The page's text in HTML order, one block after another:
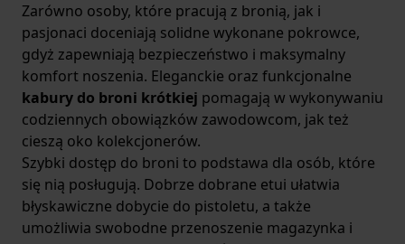
Zarówno osoby, które pracują z bronią, jak i
pasjonaci doceniają solidne wykonane pokrowce,
gdyż zapewniają bezpieczeństwo i maksymalny
komfort noszenia. Eleganckie oraz funkcjonalne
kabury do broni krótkiej pomagają w wykonywaniu
codziennych obowiązków zawodowcom, jak też
cieszą oko kolekcjonerów.
Szybki dostęp do broni to podstawa dla osób, które
się nią posługują. Dobrze dobrane etui ułatwia
błyskawiczne dobycie do pistoletu, a także
umożliwia swobodne przenoszenie magazynka i